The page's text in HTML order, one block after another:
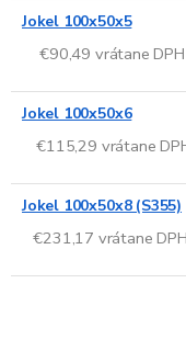
Jokel 100x50x5
€90,49 vrátane DPH
Jokel 100x50x6
€115,29 vrátane
Jokel 100x50x8 (S355)
€231,17 vrátane DPH